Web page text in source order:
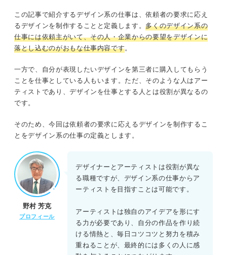
この記事で紹介するデザイン系の仕事は、依頼者の要求に応え
るデザインを制作することと定義します。多くのデザイン系の
仕事には依頼主がいて、その人・企業からの要望をデザインに
落とし込むのがおもな仕事内容です。
一方で、自分が表現したいデザインを第三者に購入してもらう
ことを仕事としている人もいます。ただ、そのような人はアー
ティストであり、デザインを仕事とする人とは役割が異なるの
です。
そのため、今回は依頼者の要求に応えるデザインを制作するこ
とをデザイン系の仕事の定義とします。
野村 芳克
プロフィール
デザイナーとアーティストは役割が異な
る職種ですが、デザイン系の仕事からア
ーティストを目指すことは可能です。
アーティストは独自のアイデアを形にす
る力が必要であり、自分の作品を作り続
ける情熱と、毎日コツコツと努力を積み
重ねることが、最終的には多くの人に感